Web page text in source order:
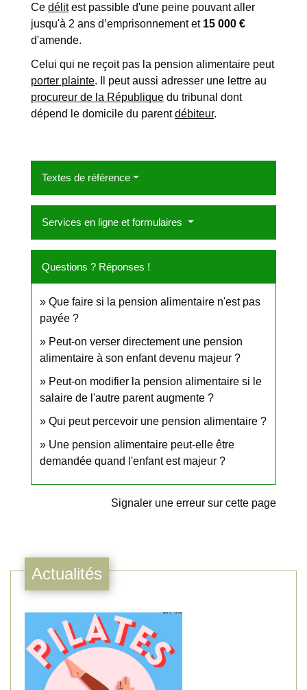
Ce délitest passible d'une peine pouvant aller
jusqu'à 2 ans d’emprisonnement et 15 000 €
d'amende.
Celui qui ne reçoit pas la pension alimentaire peut
porter plainte. Il peut aussi adresser une lettre au
procureur de la République du tribunal dont
dépend le domicile du parentdébiteur.
Textes de référence
Services en ligne et formulaires
Questions ? Réponses !
Que faire si la pension alimentaire n'est pas
payée ?
Peut-on verser directement une pension
alimentaire à son enfant devenu majeur ?
Peut-on modifier la pension alimentaire si le
salaire de l'autre parent augmente ?
Qui peut percevoir une pension alimentaire ?
Une pension alimentaire peut-elle être
demandée quand l'enfant est majeur ?
Signaler une erreur sur cette page
Actualités